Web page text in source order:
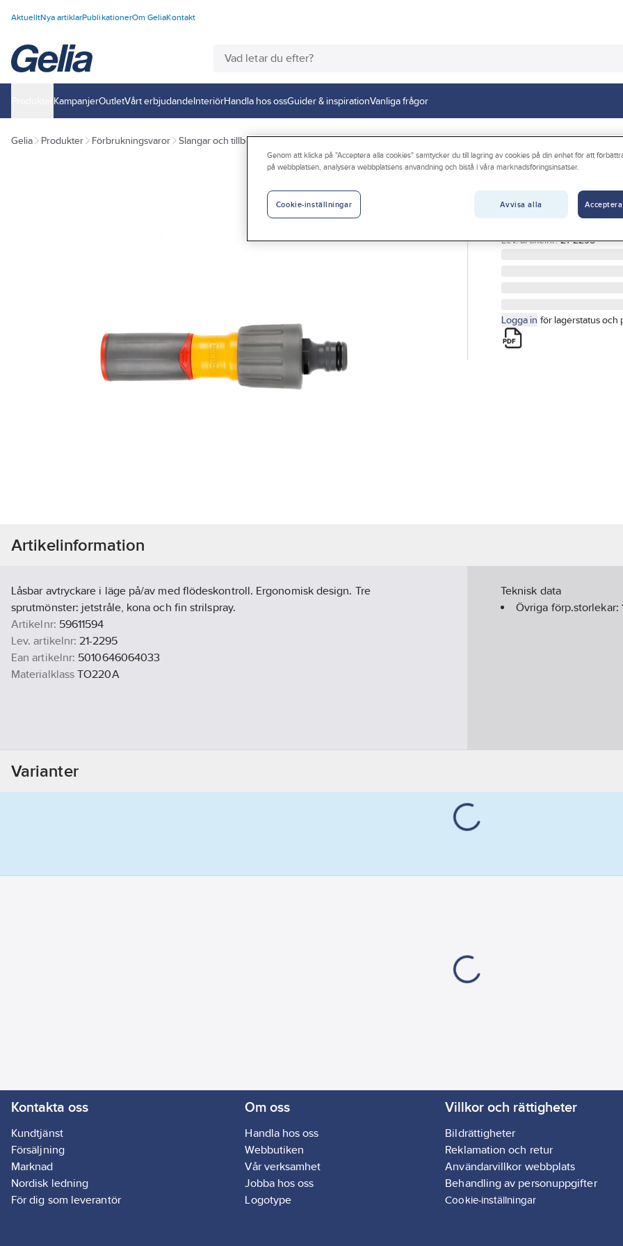
AktuelltNya artiklarPublikationerOm GeliaKontakt
KampanjerOutletVårt erbjudandeInteriörHandla hos ossGuider & inspirationVanliga frågor
Gelia Produkter Förbrukningsvaror Slangar och tillbehör Vattenpistol industri och trädgård
SPRUTMUNSTYCKE
Lev. artikelnr: 21-2295
Logga in för lagerstatus och
Artikelinformation
Låsbar avtryckare i läge på/av med flödeskontroll. Ergonomisk design. Tre
sprutmönster: jetstråle, kona och fin strilspray.
Artikelnr: 59611594
Lev. artikelnr: 21-2295
Ean artikelnr: 5010646064033
Materialklass TO220A
Teknisk data
Övriga förp.storlekar:
Varianter
Kontakta oss
Kundtjänst
Försäljning
Marknad
Nordisk ledning
För dig som leverantör
Om oss
Handla hos oss
Webbutiken
Vår verksamhet
Jobba hos oss
Logotype
Villkor och rättigheter
Bildrättigheter
Reklamation och retur
Användarvillkor webbplats
Behandling av personuppgifter
Cookie-inställningar
Genom att klicka på "Acceptera alla cookies" samtycker du till lagring av cookies på din enhet för att
på webbplatsen, analysera webbplatsens användning och bistå i våra marknadsföringsinsatser.
Avvisa alla
Cookie-inställningar